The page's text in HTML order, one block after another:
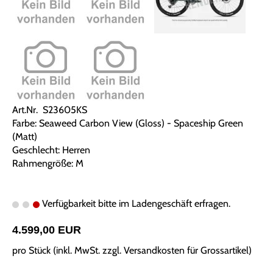
Art.Nr. S23605KS
Farbe: Seaweed Carbon View (Gloss) - Spaceship Green
(Matt)
Geschlecht: Herren
Rahmengröße: M
Verfügbarkeit bitte im Ladengeschäft erfragen.
4.599,00 EUR
pro Stück (inkl. MwSt. zzgl. Versandkosten für Grossartikel)